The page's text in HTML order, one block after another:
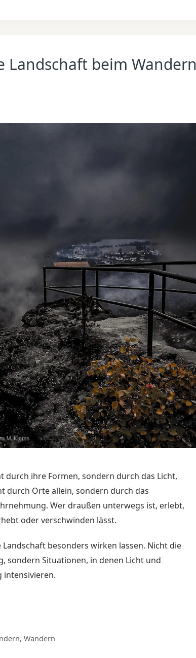
Landschaft beim Wandern
ihre Formen, sondern durch das Licht,
durch Orte allein, sondern durch das
Wer draußen unterwegs ist, erlebt,
oder verschwinden lässt.
besonders wirken lassen. Nicht die
sondern Situationen, in denen Licht und
intensivieren.
, Wandern